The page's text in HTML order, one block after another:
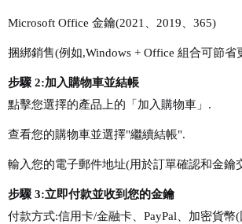
Microsoft Office 金鑰(2021、2019、365)
捆綁銷售(例如,Windows + Office 組合可節省
步驟 2:加入購物車並結帳
點擊您選擇的產品上的「加入購物車」.
查看您的購物車並選擇"繼續結帳".
輸入您的電子郵件地址(用於訂單確認和金鑰
步驟 3:立即付款並收到您的金鑰
付款方式:信用卡/金融卡、PayPal、加密貨幣